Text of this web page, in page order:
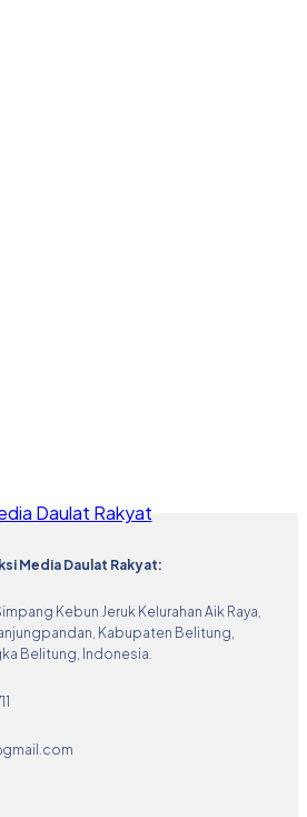
Media Daulat Rakyat:
Kebun Jeruk Kelurahan Aik Raya,
Kabupaten Belitung,
Belitung, Indonesia.